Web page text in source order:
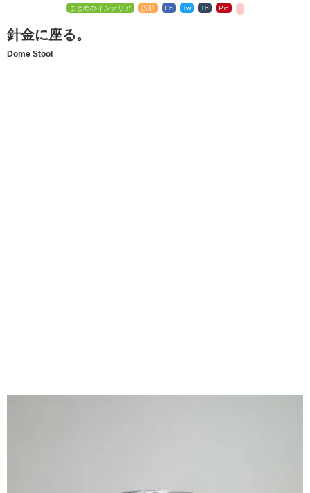
まとめのインテリア 説明 Fb Tw Tb Pin
針金に座る。
Dome Stool